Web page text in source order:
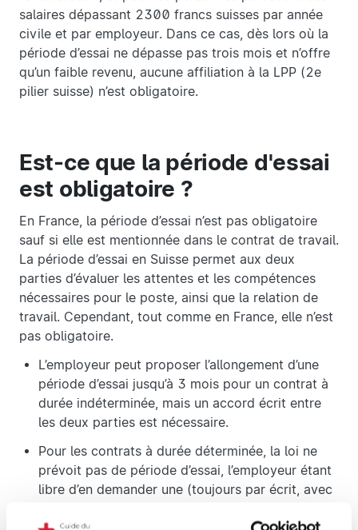
salaires dépassant 2300 francs suisses par année
civile et par employeur. Dans ce cas, dès lors où la
période d’essai ne dépasse pas trois mois et n’offre
qu’un faible revenu, aucune affiliation à la LPP (2e
pilier suisse) n’est obligatoire.
Est-ce que la période d'essai
est obligatoire ?
En France, la période d’essai n’est pas obligatoire
sauf si elle est mentionnée dans le contrat de travail.
La période d’essai en Suisse permet aux deux
parties d’évaluer les attentes et les compétences
nécessaires pour le poste, ainsi que la relation de
travail. Cependant, tout comme en France, elle n’est
pas obligatoire.
L’employeur peut proposer l’allongement d’une
période d’essai jusqu’à 3 mois pour un contrat à
durée indéterminée, mais un accord écrit entre
les deux parties est nécessaire.
Pour les contrats à durée déterminée, la loi ne
prévoit pas de période d’essai, l’employeur étant
libre d’en demander une (toujours par écrit, avec